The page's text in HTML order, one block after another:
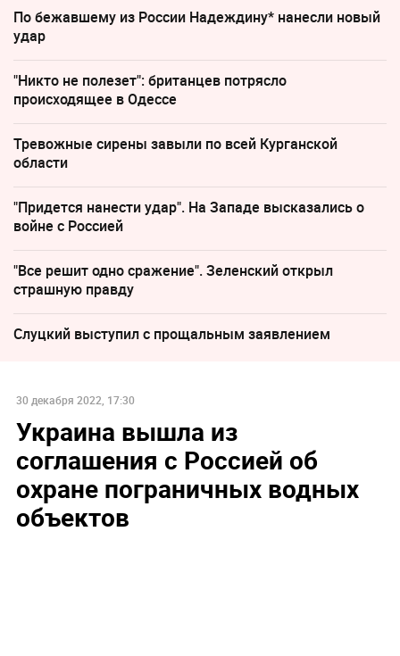
По бежавшему из России Надеждину* нанесли новый
удар
"Никто не полезет": британцев потрясло
происходящее в Одессе
Тревожные сирены завыли по всей Курганской
области
"Придется нанести удар". На Западе высказались о
войне с Россией
"Все решит одно сражение". Зеленский открыл
страшную правду
Слуцкий выступил с прощальным заявлением
30 декабря 2022, 17:30
Украина вышла из
соглашения с Россией об
охране пограничных водных
объектов